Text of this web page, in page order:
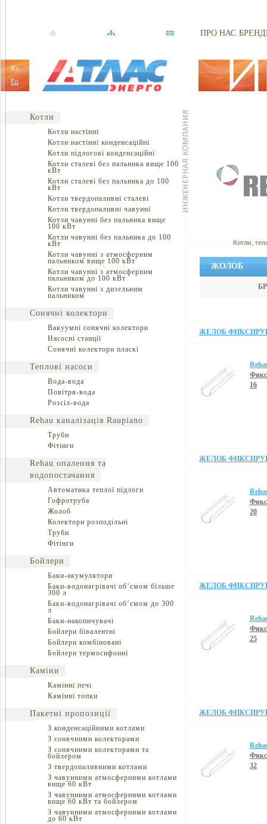
Ru
En
ПРО НАС
Котли
Котли настінні
Котли настінні конденсаційні
Котли підлогові конденсаційні
Котли сталеві без пальника вище 100
кВт
Котли сталеві без пальника до 100
кВт
Котли твердопаливні сталеві
Котли твердопаливні чавунні
Котли чавунні без пальника вище
100 кВт
Котли чавунні без пальника до 100
кВт
Котли чавунні з атмосферним
пальником вище 100 кВт
Котли чавунні з атмосферним
пальником до 100 кВт
Котли чавунні з дизельним
пальником
Сонячні колектори
Вакуумні сонячні колектори
Насосні станції
Сонячні колектори пласкі
Теплові насоси
Вода-вода
Повітря-вода
Розсіл-вода
Rehau каналізація Raupiano
Труби
Фітінги
Rehau опалення та
водопостачання
Автоматика теплої підлоги
Гофротруба
Жолоб
Колектори розподільні
Труби
Фітінги
Бойлери
Баки-акумулятори
Баки-водонагрівачі об’ємом більше
300 л
Баки-водонагрівачі об’ємом до 300
л
Баки-накопичувачі
Бойлери бівалентні
Бойлери комбіновані
Бойлери термосифонні
Каміни
Камінні печі
Камінні топки
Пакетні пропозиції
З конденсаційними котлами
З сонячними колекторами
З сонячними колекторами та
бойлером
З твердопаливними котлами
З чавунними атмосферними котлами
вище 60 кВт
З чавунними атмосферними котлами
вище 60 кВт та бойлером
З чавунними атмосферними котлами
до 60 кВт
Котли,
ЖОЛОБ
ЖЕЛОБ
16
ЖЕЛОБ
20
ЖЕЛОБ
25
ЖЕЛОБ
32